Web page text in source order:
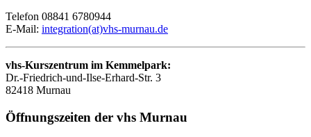
Telefon 08841 6780944
E-Mail: integration(at)vhs-murnau.de
vhs-Kurszentrum im Kemmelpark:
Dr.-Friedrich-und-Ilse-Erhard-Str. 3
82418 Murnau
Öffnungszeiten der vhs Murnau